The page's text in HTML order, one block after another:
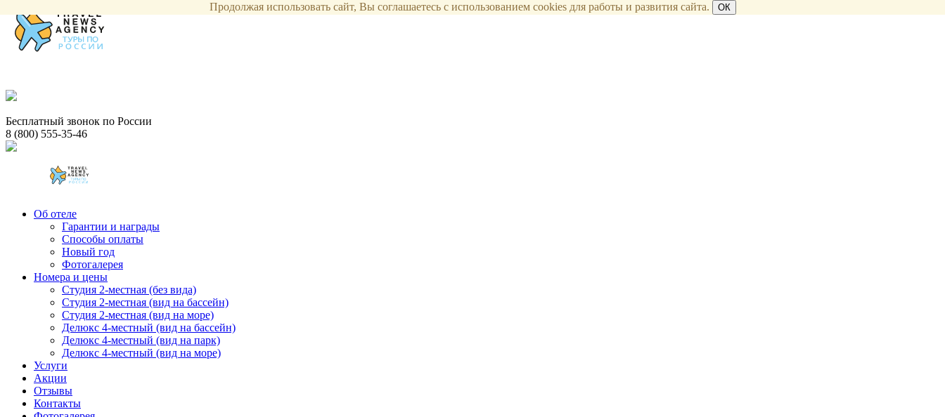
Бесплатный звонок по России
8 (800) 555-35-46
Об отеле
Гарантии и награды
Способы оплаты
Новый год
Фотогалерея
Номера и цены
Студия 2-местная (без вида)
Студия 2-местная (вид на бассейн)
Студия 2-местная (вид на море)
Делюкс 4-местный (вид на бассейн)
Делюкс 4-местный (вид на парк)
Делюкс 4-местный (вид на море)
Услуги
Акции
Отзывы
Контакты
Продолжая использовать сайт, Вы соглашаетесь с использованием cookies для работы и развития сайта. ОК